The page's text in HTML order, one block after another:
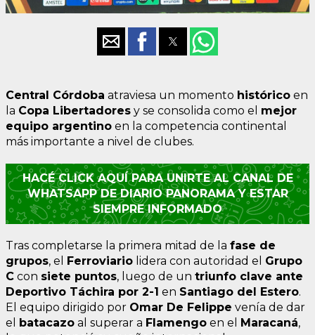
Central Córdoba atraviesa un momento histórico en
la Copa Libertadores y se consolida como el mejor
equipo argentino en la competencia continental
más importante a nivel de clubes.
HACÉ CLICK AQUÍ PARA UNIRTE AL CANAL DE
WHATSAPP DE DIARIO PANORAMA Y ESTAR
SIEMPRE INFORMADO
Tras completarse la primera mitad de la fase de
grupos, el Ferroviario lidera con autoridad el Grupo
C con siete puntos, luego de un triunfo clave ante
Deportivo Táchira por 2-1 en Santiago del Estero.
El equipo dirigido por Omar De Felippe venía de dar
el batacazo al superar a Flamengo en el Maracaná,